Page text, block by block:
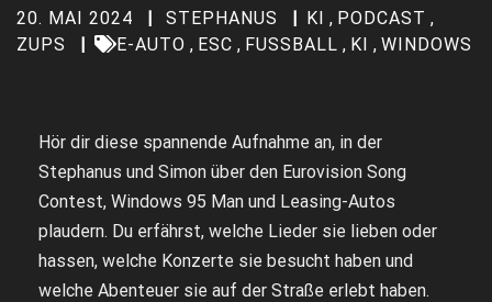
20. MAI 2024 STEPHANUS KI , PODCAST ,
ZUPS
E-AUTO , ESC , FUSSBALL , KI , WINDOWS
Hör dir diese spannende Aufnahme an, in der
Stephanus und Simon über den Eurovision Song
Contest, Windows 95 Man und Leasing-Autos
plaudern. Du erfährst, welche Lieder sie lieben oder
hassen, welche Konzerte sie besucht haben und
welche Abenteuer sie auf der Straße erlebt haben.